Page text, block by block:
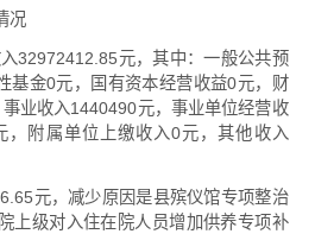
况
32972412.85元，其中：一般公共预
基金0元，国有资本经营收益0元，财
业收入1440490元，事业单位经营收
，附属单位上缴收入0元，其他收入
元，减少原因是县殡仪馆专项整治
上级对入住在院人员增加供养专项补